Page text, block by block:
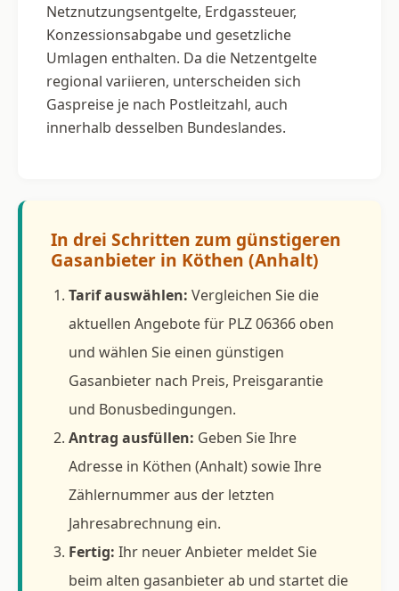
Netznutzungsentgelte, Erdgassteuer,
Konzessionsabgabe und gesetzliche
Umlagen enthalten. Da die Netzentgelte
regional variieren, unterscheiden sich
Gaspreise je nach Postleitzahl, auch
innerhalb desselben Bundeslandes.
In drei Schritten zum günstigeren
Gasanbieter in Köthen (Anhalt)
Tarif auswählen: Vergleichen Sie die
aktuellen Angebote für PLZ 06366 oben
und wählen Sie einen günstigen
Gasanbieter nach Preis, Preisgarantie
und Bonusbedingungen.
Antrag ausfüllen: Geben Sie Ihre
Adresse in Köthen (Anhalt) sowie Ihre
Zählernummer aus der letzten
Jahresabrechnung ein.
Fertig: Ihr neuer Anbieter meldet Sie
beim alten gasanbieter ab und startet die